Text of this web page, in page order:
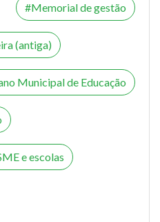
Memorial de gestão
(antiga)
Municipal de Educação
e escolas